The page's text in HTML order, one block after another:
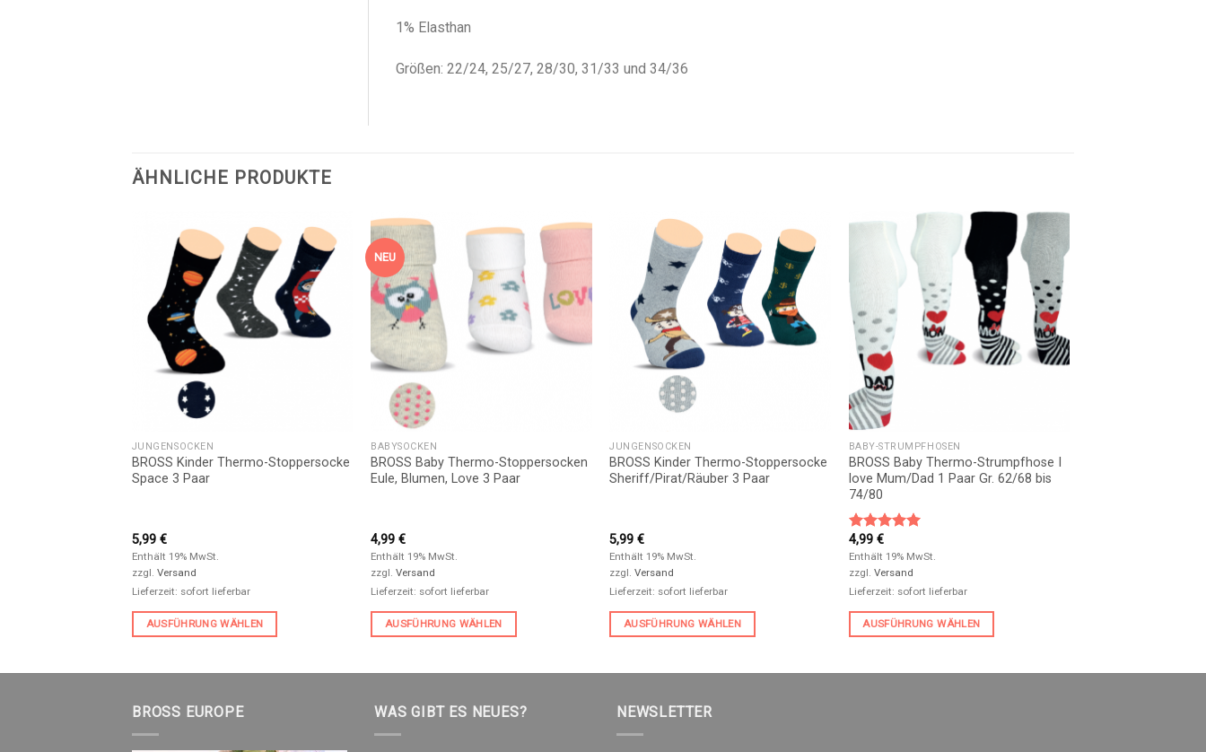
1% Elasthan
Größen: 22/24, 25/27, 28/30, 31/33 und 34/36
ÄHNLICHE PRODUKTE
JUNGENSOCKEN
BROSS Kinder Thermo-Stoppersocke
Space 3 Paar
5,99 €
Enthält 19% MwSt.
zzgl. Versand
Lieferzeit: sofort lieferbar
AUSFÜHRUNG WÄHLEN
NEU
BABYSOCKEN
BROSS Baby Thermo-Stoppersocken
Eule, Blumen, Love 3 Paar
4,99€
Enthält 19% MwSt.
zzgl.Versand
Lieferzeit: sofort lieferbar
AUSFÜHRUNG WÄHLEN
JUNGENSOCKEN
BROSS Kinder Thermo-Stoppersocke
Sheriff/Pirat/Räuber 3 Paar
5,99€
Enthält 19% MwSt.
zzgl.Versand
Lieferzeit: sofort lieferbar
AUSFÜHRUNG WÄHLEN
BABY-STRUMPFHOSEN
BROSS Baby Thermo-Strumpfhose I
love Mum/Dad 1 Paar Gr. 62/68 bis
74/80
Bewertet
mit5.00
von 5
4,99 €
Enthält 19% MwSt.
zzgl. Versand
Lieferzeit: sofort lieferbar
AUSFÜHRUNG WÄHLEN
BROSS EUROPE WAS GIBT ES NEUES? NEWSLETTER